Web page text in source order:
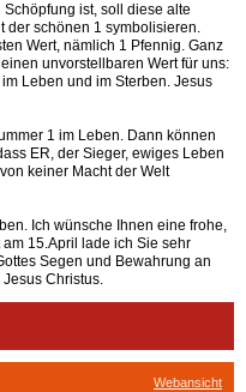
ist, soll diese alte
der schönen 1 symbolisieren.
Wert, nämlich 1 Pfennig. Ganz
unvorstellbaren Wert für uns:
Leben und im Sterben. Jesus
1 im Leben. Dann können
ER, der Sieger, ewiges Leben
keiner Macht der Welt
Ich wünsche Ihnen eine frohe,
15.April lade ich Sie sehr
Segen und Bewahrung an
Christus.
Webansicht